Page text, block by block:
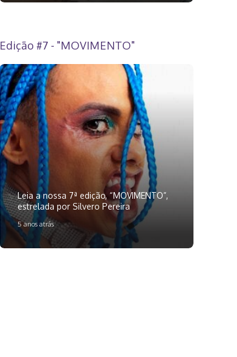
Edição #7 - "MOVIMENTO"
Leia a nossa 7ª edição, “MOVIMENTO”,
estrelada por Silvero Pereira
5 anos atrás